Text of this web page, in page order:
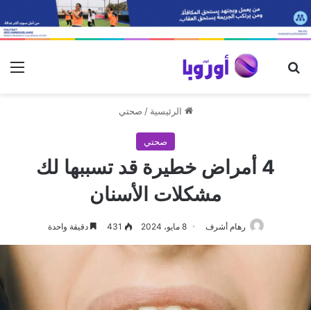
بحث عن
الرئيسية / صحتي
صحتي
4 أمراض خطيرة قد تسببها لك
مشكلات الأسنان
رهام أشرف 8 مايو، 2024 431 دقيقة واحدة